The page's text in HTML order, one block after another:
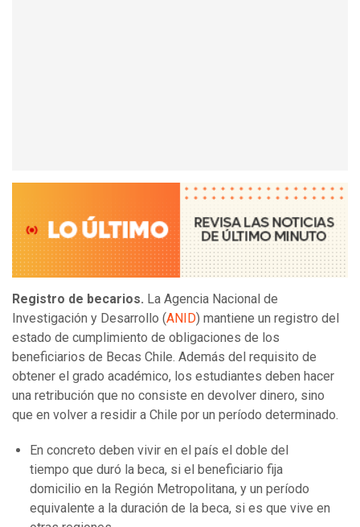
Registro de becarios. La Agencia Nacional de
Investigación y Desarrollo (ANID) mantiene un registro del
estado de cumplimiento de obligaciones de los
beneficiarios de Becas Chile. Además del requisito de
obtener el grado académico, los estudiantes deben hacer
una retribución que no consiste en devolver dinero, sino
que en volver a residir a Chile por un período determinado.
En concreto deben vivir en el país el doble del
tiempo que duró la beca, si el beneficiario fija
domicilio en la Región Metropolitana, y un período
equivalente a la duración de la beca, si es que vive en